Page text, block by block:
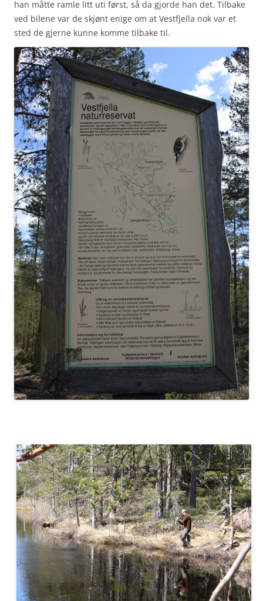
han måtte ramle litt uti først, så da gjorde han det. Tilbake
ved bilene var de skjønt enige om at Vestfjella nok var et
sted de gjerne kunne komme tilbake til.